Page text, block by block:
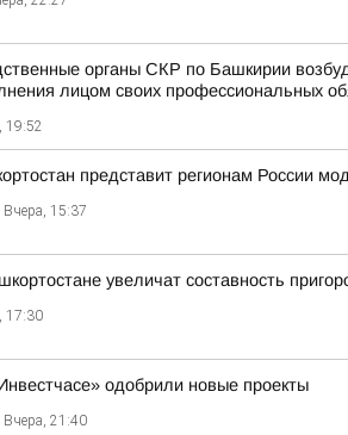
органы СКР по Башкирии
лицом своих профессиональных
19:52
представит регионам России
Вчера, 15:37
увеличат составность
17:30
одобрили новые проекты
Вчера, 21:40